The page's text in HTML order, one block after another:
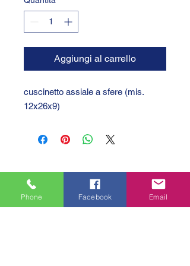
Aggiungi al carrello
cuscinetto assiale a sfere (mis.
12x26x9)
Phone Facebook Email